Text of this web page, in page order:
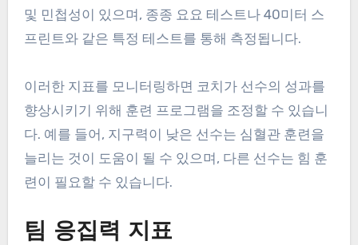
및 민첩성이 있으며, 종종 요요 테스트나 40미터 스
프린트와 같은 특정 테스트를 통해 측정됩니다.
이러한 지표를 모니터링하면 코치가 선수의 성과를
향상시키기 위해 훈련 프로그램을 조정할 수 있습니
다. 예를 들어, 지구력이 낮은 선수는 심혈관 훈련을
늘리는 것이 도움이 될 수 있으며, 다른 선수는 힘 훈
련이 필요할 수 있습니다.
팀 응집력 지표